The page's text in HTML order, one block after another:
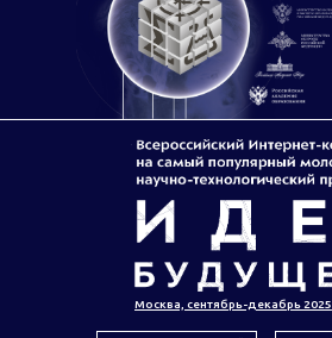
Москва, сентябрь-декабрь 2025